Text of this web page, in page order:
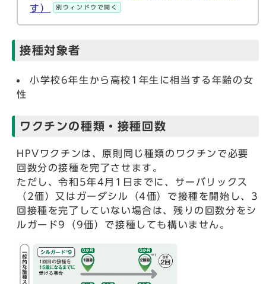
す）
別ウィンドウで開く
接種対象者
小学校6年生から高校1年生に相当する年齢の女
性
ワクチンの種類・接種回数
HPVワクチンは、原則同じ種類のワクチンで必要
回数分の接種を完了させます。
ただし、令和5年4月1日までに、サーバリックス
（2価）又はガーダシル（4価）で接種を開始し、3
回接種を完了していない場合は、残りの回数分をシ
ルガード9（9価）で接種しても構いません。